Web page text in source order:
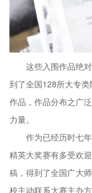
这些入围作品绝
到了全国128所大专
作品，作品分布之广
力量。
作为已经历时七
精英大奖赛有多受欢
稿，得到了全国广大
校主动联系大赛主办